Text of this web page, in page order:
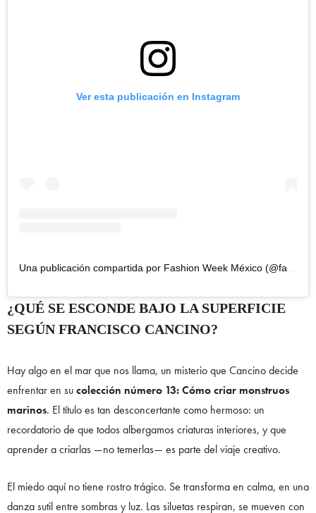
Ver esta publicación en Instagram
¿QUÉ SE ESCONDE BAJO LA SUPERFICIE
SEGÚN FRANCISCO CANCINO?
Hay algo en el mar que nos llama, un misterio que Cancino decide
enfrentar en sucolección número 13: Cómo criar monstruos
marinos. El título es tan desconcertante como hermoso: un
recordatorio de que todos albergamos criaturas interiores, y que
aprender a criarlas —no temerlas— es parte del viaje creativo.
El miedo aquí no tiene rostro trágico. Se transforma en calma, en una
danza sutil entre sombras y luz. Las siluetas respiran, se mueven con